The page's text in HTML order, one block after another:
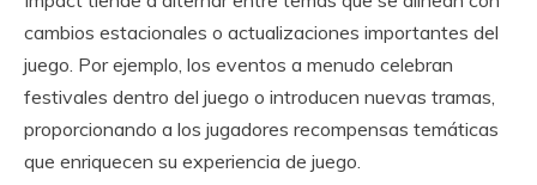
cambios estacionales o actualizaciones importantes del
juego. Por ejemplo, los eventos a menudo celebran
festivales dentro del juego o introducen nuevas tramas,
proporcionando a los jugadores recompensas temáticas
que enriquecen su experiencia de juego.